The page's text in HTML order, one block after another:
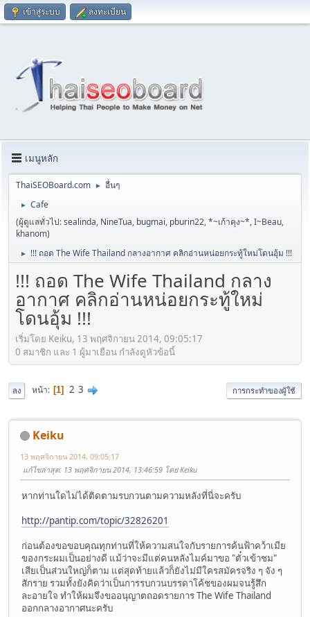
เข้าสู่ระบบ ลงทะเบียน
เมนูหลัก
ThaiSEOBoard.com ► อื่นๆ
►
Cafe
(ผู้ดูแลทั่วไป:sealinda, NineTua, bugmai, pburin22,*~เก้าคุง~*,I~Beau,
khanom)
► !!! ถอด The Wife Thailand กลางอากาศ คลิกอ่านหน่อยกระทู้ใหม่โดนอุ้ม !!!
!!! ถอด The Wife Thailand กลาง
อากาศ คลิกอ่านหน่อยกระทู้ใหม่
โดนอุ้ม !!!
เริ่มโดย Keiku, 13 พฤศจิกายน 2014, 09:05:17
0 สมาชิก และ 1 ผู้มาเยือน กำลังดูหัวข้อนี้
ลง หน้า 1 2 3 การกระทำของผู้ใช้
Keiku
13 พฤศจิกายน 2014, 09:05:17
แก้ไขล่าสุด: 13 พฤศจิกายน 2014, 13:46:59 โดย Keiku
หากท่านใดไม่ได้ติดตามรบกวนตามความหลังที่นี่จะครับ
http://pantip.com/topic/32826201
ก่อนต้องขอขอบคุณทุกท่านที่ให้ความสนใจกับรายการค้นฟ้าคว้าเมีย
ของกระผมเป็นอย่างดี แม้ว่าจะมีแต่คนหลังไมค์มาขอ "ตั๋วเข้าชม"
เสียเป็นส่วนใหญ่ก็ตาม แต่สุดท้ายแล้วก็ยังไม่มีใครสมัครจริง ๆ จัง ๆ
สักราย รวมทั้งยังคิดว่าเป็นการรบกวนบรรดาโค้ชของผมจนรู้สึก
ละอายใจ ทำให้ผมจึงขออนุญาตถอดรายการ The Wife Thailand
ออกกลางอากาศนะครับ